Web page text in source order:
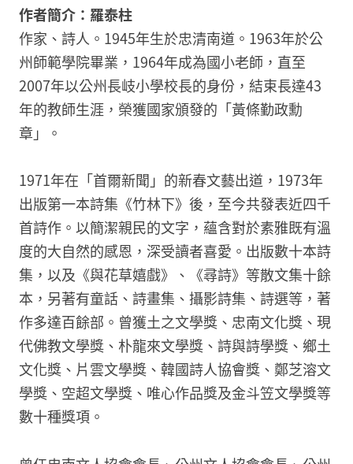
作者簡介：羅泰柱
作家、詩人。1945年生於忠清南道。1963年於公
州師範學院畢業，1964年成為國小老師，直至
2007年以公州長岐小學校長的身份，結束長達43
年的教師生涯，榮獲國家頒發的「黃條勤政勳
章」。
1971年在「首爾新聞」的新春文藝出道，1973年
出版第一本詩集《竹林下》後，至今共發表近四千
首詩作。以簡潔親民的文字，蘊含對於素雅既有溫
度的大自然的感恩，深受讀者喜愛。出版數十本詩
集，以及《與花草嬉戲》、《尋詩》等散文集十餘
本，另著有童話、詩畫集、攝影詩集、詩選等，著
作多達百餘部。曾獲土之文學獎、忠南文化獎、現
代佛教文學獎、朴龍來文學獎、詩與詩學獎、鄉土
文化獎、片雲文學獎、韓國詩人協會獎、鄭芝溶文
學獎、空超文學獎、唯心作品獎及金斗笠文學獎等
數十種獎項。